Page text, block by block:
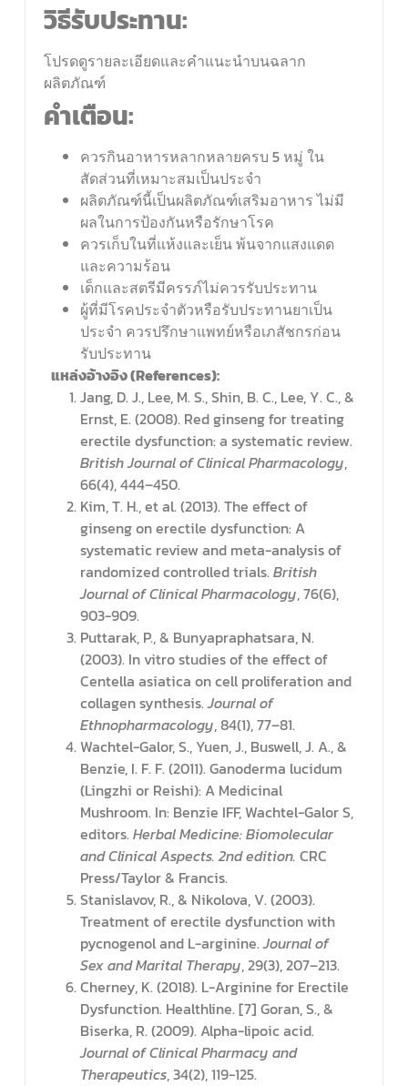
วิธีรับประทาน:
โปรดดูรายละเอียดและคำแนะนำบนฉลาก
ผลิตภัณฑ์
คำเตือน:
ควรกินอาหารหลากหลายครบ 5 หมู่ ใน
สัดส่วนที่เหมาะสมเป็นประจำ
ผลิตภัณฑ์นี้เป็นผลิตภัณฑ์เสริมอาหาร ไม่มี
ผลในการป้องกันหรือรักษาโรค
ควรเก็บในที่แห้งและเย็น พ้นจากแสงแดด
และความร้อน
เด็กและสตรีมีครรภ์ไม่ควรรับประทาน
ผู้ที่มีโรคประจำตัวหรือรับประทานยาเป็น
ประจำ ควรปรึกษาแพทย์หรือเภสัชกรก่อน
รับประทาน
แหล่งอ้างอิง (References):
Jang, D. J., Lee, M. S., Shin, B. C., Lee, Y. C., &
Ernst, E. (2008). Red ginseng for treating
erectile dysfunction: a systematic review.
British Journal of Clinical Pharmacology,
66(4), 444–450.
Kim, T. H., et al. (2013). The effect of
ginseng on erectile dysfunction: A
systematic review and meta-analysis of
randomized controlled trials. British
Journal of Clinical Pharmacology, 76(6),
903-909.
Puttarak, P., & Bunyapraphatsara, N.
(2003). In vitro studies of the effect of
Centella asiatica on cell proliferation and
collagen synthesis.Journal of
Ethnopharmacology, 84(1), 77–81.
Wachtel-Galor, S., Yuen, J., Buswell, J. A., &
Benzie, I. F. F. (2011). Ganoderma lucidum
(Lingzhi or Reishi): A Medicinal
Mushroom. In: Benzie IFF, Wachtel-Galor S,
editors. Herbal Medicine: Biomolecular
and Clinical Aspects. 2nd edition. CRC
Press/Taylor & Francis.
Stanislavov, R., & Nikolova, V. (2003).
Treatment of erectile dysfunction with
pycnogenol and L-arginine.Journal of
Sex and Marital Therapy, 29(3), 207–213.
Cherney, K. (2018). L-Arginine for Erectile
Dysfunction. Healthline. [7] Goran, S., &
Biserka, R. (2009). Alpha-lipoic acid.
Journal of Clinical Pharmacy and
Therapeutics, 34(2), 119-125.